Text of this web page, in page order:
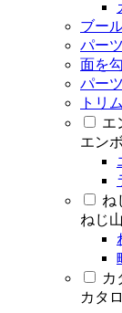
ブー
パー
面を
パー
トリム
エ
エン
ね
ねじ山
カ
カタ